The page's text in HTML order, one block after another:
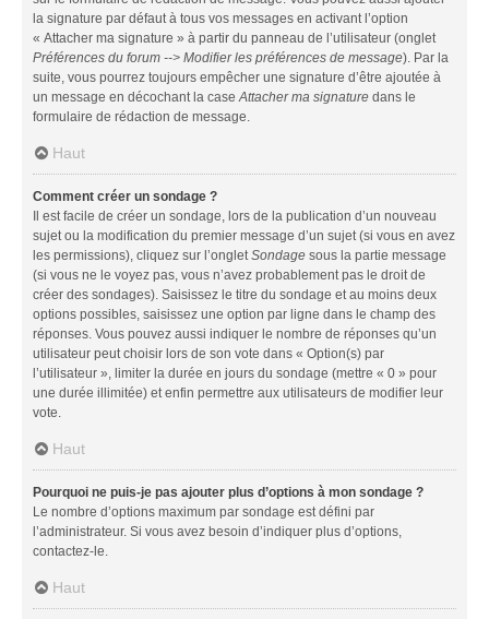
la signature par défaut à tous vos messages en activant l’option
« Attacher ma signature » à partir du panneau de l’utilisateur (onglet
Préférences du forum --> Modifier les préférences de message). Par la
suite, vous pourrez toujours empêcher une signature d’être ajoutée à
un message en décochant la caseAttacher ma signature dans le
formulaire de rédaction de message.
Haut
Comment créer un sondage ?
Il est facile de créer un sondage, lors de la publication d’un nouveau
sujet ou la modification du premier message d’un sujet (si vous en avez
les permissions), cliquez sur l’ongletSondage sous la partie message
(si vous ne le voyez pas, vous n’avez probablement pas le droit de
créer des sondages). Saisissez le titre du sondage et au moins deux
options possibles, saisissez une option par ligne dans le champ des
réponses. Vous pouvez aussi indiquer le nombre de réponses qu’un
utilisateur peut choisir lors de son vote dans « Option(s) par
l’utilisateur », limiter la durée en jours du sondage (mettre « 0 » pour
une durée illimitée) et enfin permettre aux utilisateurs de modifier leur
vote.
Haut
Pourquoi ne puis-je pas ajouter plus d’options à mon sondage ?
Le nombre d’options maximum par sondage est défini par
l’administrateur. Si vous avez besoin d’indiquer plus d’options,
contactez-le.
Haut